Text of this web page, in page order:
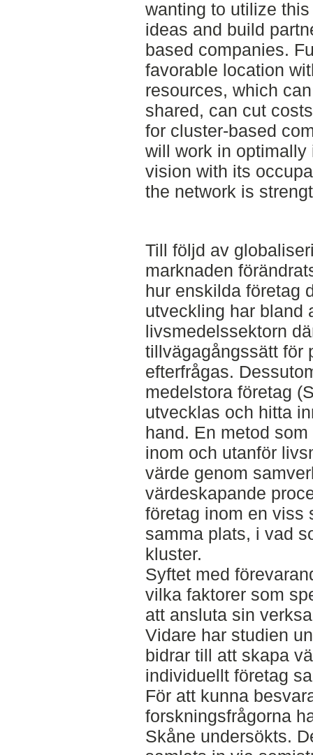
wanting to utilize
ideas and build
based companies.
favorable location
resources, which
shared, can cut
for cluster-based
will work in
vision with its
the network is
Till följd av
marknaden
hur enskilda företag
utveckling har bland
livsmedelssektorn
tillvägagångssätt för
efterfrågas.
medelstora företag
utvecklas och hitta
hand. En metod
inom och utanför
värde genom
värdeskapande
företag inom en viss
samma plats, i vad
kluster.
Syftet med
vilka faktorer som
att ansluta sin
Vidare har studien
bidrar till att skapa
individuellt företag
För att kunna
forskningsfrågorna
Skåne undersökts.